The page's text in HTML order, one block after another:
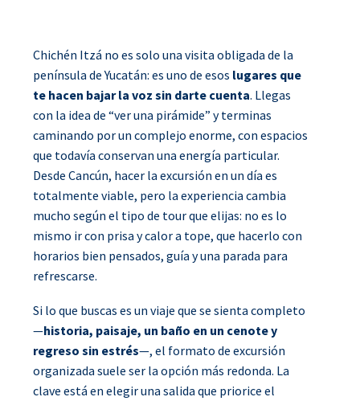
Chichén Itzá no es solo una visita obligada de la
península de Yucatán: es uno de esos lugares que
te hacen bajar la voz sin darte cuenta. Llegas
con la idea de “ver una pirámide” y terminas
caminando por un complejo enorme, con espacios
que todavía conservan una energía particular.
Desde Cancún, hacer la excursión en un día es
totalmente viable, pero la experiencia cambia
mucho según el tipo de tour que elijas: no es lo
mismo ir con prisa y calor a tope, que hacerlo con
horarios bien pensados, guía y una parada para
refrescarse.
Si lo que buscas es un viaje que se sienta completo
—historia, paisaje, un baño en un cenote y
regreso sin estrés—, el formato de excursión
organizada suele ser la opción más redonda. La
clave está en elegir una salida que priorice el